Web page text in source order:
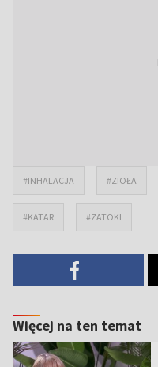
#INHALACJA #ZIOŁA
#KATAR #ZATOKI
Więcej na ten temat